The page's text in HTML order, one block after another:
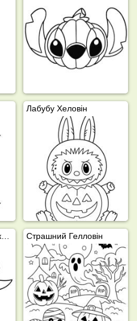
Лабубу Хеловін
Сова в відьомському капелюсі Страшний Гелловін